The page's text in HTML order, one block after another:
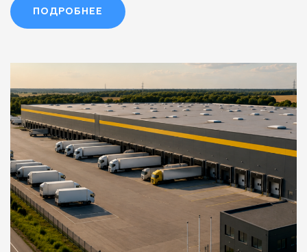
ПОДРОБНЕЕ